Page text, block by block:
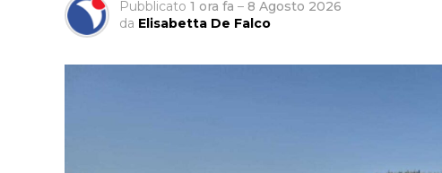
Pubblicato 1 ora fa – 8 Agosto 2026
da Elisabetta De Falco